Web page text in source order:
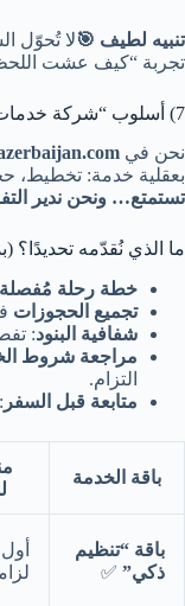
تنبيه لطيف 🎯لا تُحوّل
تجربة “كيف عشت
7) أسلوب “شركة خدمات”: كيف نحجز لك رحلتك بعقد شفاف ✅📄
نحن في
بعقلية خدمة: تخطيط،
تستمتع… ونحن ندير
ما الذي نُقدّمه تحديدًا؟
خطة رحلة مُفصلة
تجميع الحجوزات
شفافية البنود:
مراجعة شروط
التزام.
متابعة قبل السفر : Checklist + تذكير ذكي بما يلزم دون إزعاج.
باقة الخدمة
باقة “تنظيم
ذكي” ✅